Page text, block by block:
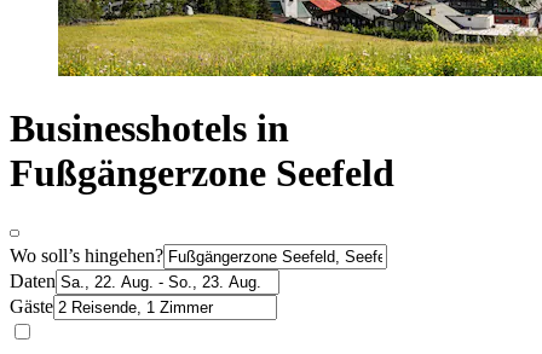
Businesshotels in
Fußgängerzone Seefeld
Wo soll’s hingehen?
Daten
Gäste